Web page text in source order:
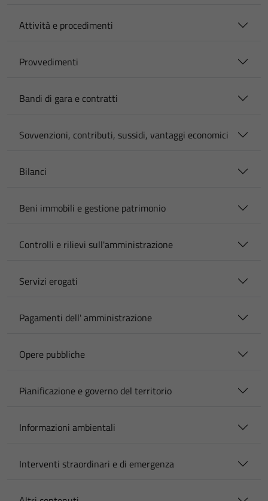
Attività e procedimenti
Provvedimenti
Bandi di gara e contratti
Sovvenzioni, contributi, sussidi, vantaggi economici
Bilanci
Beni immobili e gestione patrimonio
Controlli e rilievi sull'amministrazione
Servizi erogati
Pagamenti dell' amministrazione
Opere pubbliche
Pianificazione e governo del territorio
Informazioni ambientali
Interventi straordinari e di emergenza